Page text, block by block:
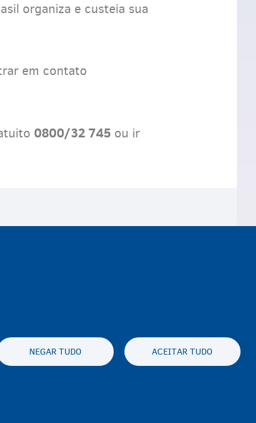
organiza e custeia sua
em contato
0800/32 745ou ir
NEGAR TUDO ACEITAR TUDO